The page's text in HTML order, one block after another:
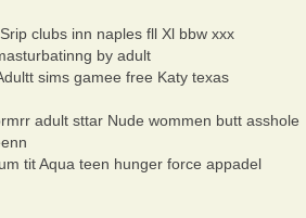
clubs inn naples fll Xl bbw xxx
by adult
sims gamee free Katy texas
adult sttar Nude wommen butt asshole
tit Aqua teen hunger force appadel